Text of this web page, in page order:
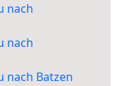
nach
nach
nach Batzen